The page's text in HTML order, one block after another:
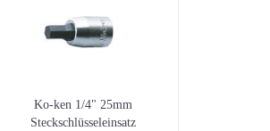
Ko-ken 1/4" 25mm
Steckschlüsseleinsatz